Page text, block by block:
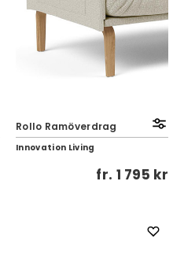
Rollo Ramöverdrag
Innovation Living
fr. 1 795 kr